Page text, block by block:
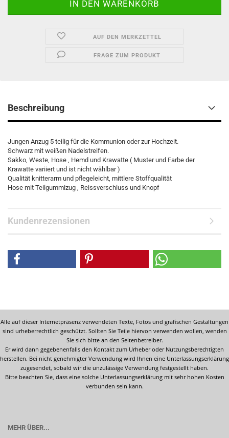
AUF DEN MERKZETTEL
FRAGE ZUM PRODUKT
Beschreibung
Jungen Anzug 5 teilig für die Kommunion oder zur Hochzeit.
Schwarz mit weißen Nadelstreifen.
Sakko, Weste, Hose , Hemd und Krawatte ( Muster und Farbe der
Krawatte variiert und ist nicht wählbar )
Qualität knitterarm und pflegeleicht, mittlere Stoffqualität
Hose mit Teilgummizug , Reissverschluss und Knopf
Kundenrezensionen
Alle auf dieser Internetpräsenz verwendeten Texte, Fotos und grafischen Gestaltungen
sind urheberrechtlich geschützt. Sollten Sie Teile hiervon verwenden wollen, wenden
Sie sich bitte an den Seitenbetreiber.
Er wird dann gegebenenfalls den Kontakt zum Urheber oder Nutzungsberechtigten
herstellen. Bei nicht genehmigter Verwendung wird Ihnen eine Unterlassungserklärung
zugesendet, sobald wir die unzulässige Verwendung festgestellt haben.
Bitte beachten Sie, dass eine solche Unterlassungserklärung mit sehr hohen Kosten
verbunden sein kann.
MEHR ÜBER...